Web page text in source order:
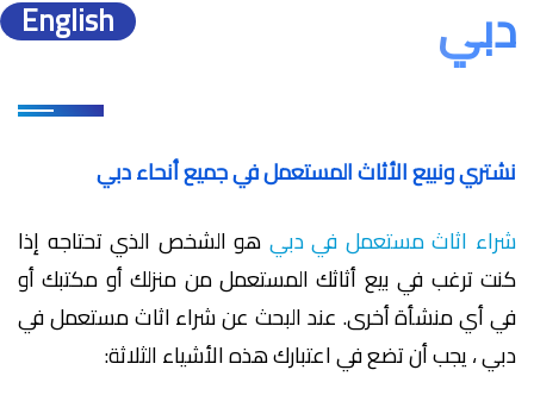
English دبي
نشتري ونبيع الأثاث المستعمل في جميع أنحاء دبي
شراء اثاث مستعمل في دبي هو الشخص الذي تحتاجه إذا
كنت ترغب في بيع أثاثك المستعمل من منزلك أو مكتبك أو
في أي منشأة أخرى. عند البحث عن شراء اثاث مستعمل في
دبي ، يجب أن تضع في اعتبارك هذه الأشياء الثلاثة: